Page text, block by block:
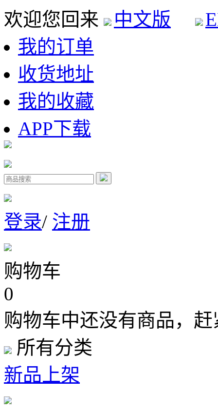
欢迎您回来 中文版
我的订单
收货地址
我的收藏
APP下载
登录/ 注册
购物车
0
购物车中还没有商品，
所有分类
新品上架